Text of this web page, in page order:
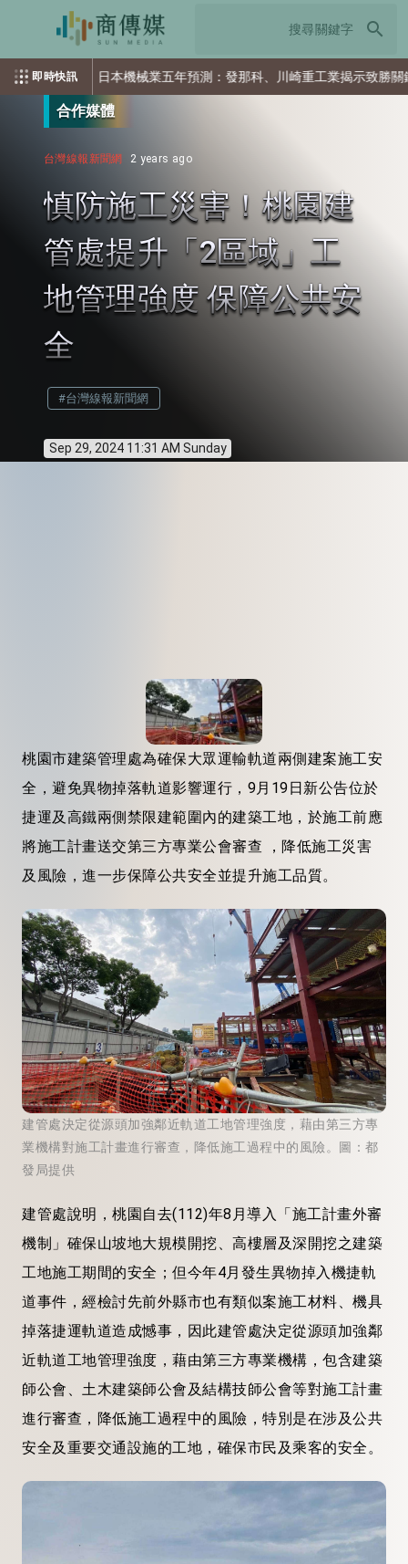
search
即時快訊
日本機械業五年預測：發那科、川崎重工業揭示致勝關鍵
合作媒體
台灣線報新聞網 2 years ago
慎防施工災害！桃園建
管處提升「2區域」工
地管理強度 保障公共安
全
#台灣線報新聞網
Sep 29, 2024 11:31 AM Sunday
桃園市建築管理處為確保大眾運輸軌道兩側建案施工安
全，避免異物掉落軌道影響運行，9月19日新公告位於
捷運及高鐵兩側禁限建範圍內的建築工地，於施工前應
將施工計畫送交第三方專業公會審查 ，降低施工災害
及風險，進一步保障公共安全並提升施工品質。
建管處決定從源頭加強鄰近軌道工地管理強度，藉由第三方專
業機構對施工計畫進行審查，降低施工過程中的風險。圖：都
發局提供
建管處說明，桃園自去(112)年8月導入「施工計畫外審
機制」確保山坡地大規模開挖、高樓層及深開挖之建築
工地施工期間的安全；但今年4月發生異物掉入機捷軌
道事件，經檢討先前外縣市也有類似案施工材料、機具
掉落捷運軌道造成憾事，因此建管處決定從源頭加強鄰
近軌道工地管理強度，藉由第三方專業機構，包含建築
師公會、土木建築師公會及結構技師公會等對施工計畫
進行審查，降低施工過程中的風險，特別是在涉及公共
安全及重要交通設施的工地，確保市民及乘客的安全。